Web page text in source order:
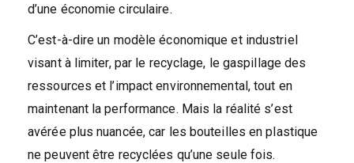
d’une économie circulaire.
C’est-à-dire un modèle économique et industriel
visant à limiter, par le recyclage, le gaspillage des
ressources et l’impact environnemental, tout en
maintenant la performance. Mais la réalité s’est
avérée plus nuancée, car les bouteilles en plastique
ne peuvent être recyclées qu’une seule fois.